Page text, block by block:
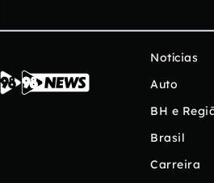
Notícias
Auto
BH e
Brasil
Carreira